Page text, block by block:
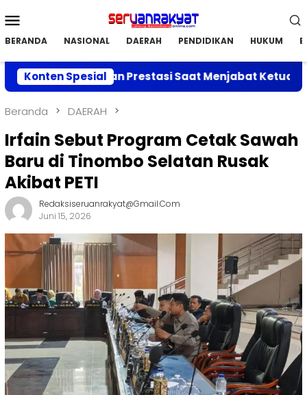
ke
Mobile
BERANDA NASIONAL DAERAH PENDIDIKAN HUKUM
Konten Spesial
Capaian Prestasi Saat Menjabat Ketua DPC APRI
Beranda DAERAH
Irfain Sebut Program Cetak Sawah
Baru di Tinombo Selatan Rusak
Akibat PETI
Redaksiseruanrakyat@gmail.com
Juni 15, 2026